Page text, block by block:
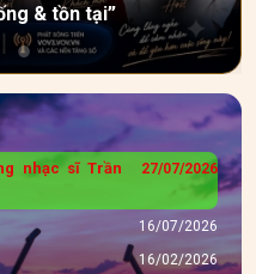
& tồn tại”
nhạc sĩ Trần
27/07/2026
16/07/2026
16/02/2026